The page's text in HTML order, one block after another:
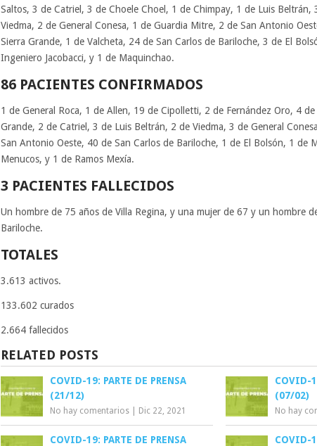
Saltos, 3 de Catriel, 3 de Choele Choel, 1 de Chimpay, 1 de Luis Beltrán,
Viedma, 2 de General Conesa, 1 de Guardia Mitre, 2 de San Antonio
Sierra Grande, 1 de Valcheta, 24 de San Carlos de Bariloche, 3 de El
Ingeniero Jacobacci, y 1 de Maquinchao.
86 PACIENTES CONFIRMADOS
1 de General Roca, 1 de Allen, 19 de Cipolletti, 2 de Fernández Oro, 4
Grande, 2 de Catriel, 3 de Luis Beltrán, 2 de Viedma, 3 de General
San Antonio Oeste, 40 de San Carlos de Bariloche, 1 de El Bolsón, 1 de
Menucos, y 1 de Ramos Mexía.
3 PACIENTES FALLECIDOS
Un hombre de 75 años de Villa Regina, y una mujer de 67 y un hombre
Bariloche.
TOTALES
3.613 activos.
133.602 curados
2.664 fallecidos
RELATED POSTS
COVID-19: PARTE DE PRENSA
(21/12)
No hay comentarios Dic 22, 2021
COVID-
(07/02)
No hay
COVID-19: PARTE DE PRENSA
COVID-